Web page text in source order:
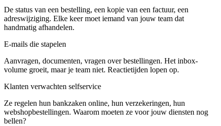
De status van een bestelling, een kopie van een factuur, een
adreswijziging. Elke keer moet iemand van jouw team dat
handmatig afhandelen.
E-mails die stapelen
Aanvragen, documenten, vragen over bestellingen. Het inbox-
volume groeit, maar je team niet. Reactietijden lopen op.
Klanten verwachten selfservice
Ze regelen hun bankzaken online, hun verzekeringen, hun
webshopbestellingen. Waarom moeten ze voor jouw diensten nog
bellen?